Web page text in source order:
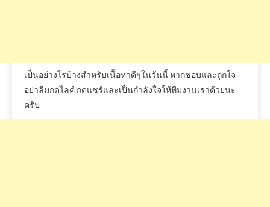
เป็นอย่างไรบ้างสำหรับเนื้อหาดีๆในวันนี้หากชอบและถูกใจ
อย่าลืมกดไลค์ กดแชร์และเป็นกำลังใจให้ทีมงานเราด้วยนะ
ครับ